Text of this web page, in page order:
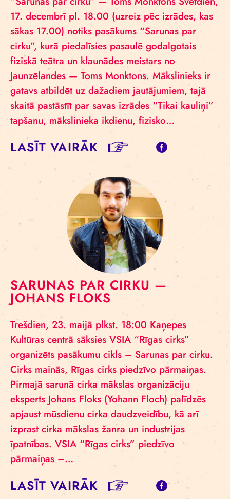
17. decembrī pl. 18.00 (uzreiz pēc izrādes, kas
sākas 17.00) notiks pasākums “Sarunas par
cirku”, kurā piedalīsies pasaulē godalgotais
fiziskā teātra un klaunādes meistars no
Jaunzēlandes — Toms Monktons. Mākslinieks ir
gatavs atbildēt uz dažadiem jautājumiem, tajā
skaitā pastāstīt par savas izrādes “Tikai kauliņi”
tapšanu, mākslinieka ikdienu, fizisko…
LASĪT VAIRĀK
SARUNAS PAR CIRKU —
JOHANS FLOKS
Trešdien, 23. maijā plkst. 18:00 Kaņepes
Kultūras centrā sāksies VSIA “Rīgas cirks”
organizēts pasākumu cikls – Sarunas par cirku.
Cirks mainās, Rīgas cirks piedzīvo pārmaiņas.
Pirmajā sarunā cirka mākslas organizāciju
eksperts Johans Floks (Yohann Floch) palīdzēs
apjaust mūsdienu cirka daudzveidību, kā arī
izprast cirka mākslas žanra un industrijas
īpatnības. VSIA “Rīgas cirks” piedzīvo
pārmaiņas –…
LASĪT VAIRĀK